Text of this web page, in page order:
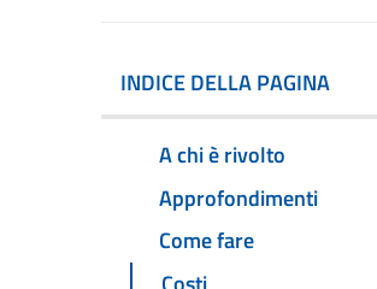
INDICE DELLA PAGINA
A chi è rivolto
Approfondimenti
Come fare